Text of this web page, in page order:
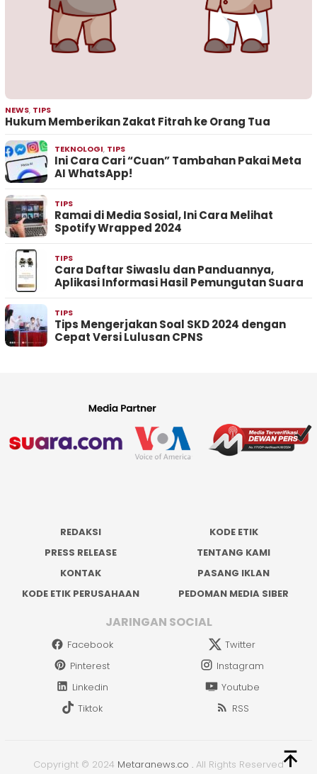
NEWS, TIPS
Hukum Memberikan Zakat Fitrah ke Orang Tua
TEKNOLOGI, TIPS
Ini Cara Cari “Cuan” Tambahan Pakai Meta
AI WhatsApp!
TIPS
Ramai di Media Sosial, Ini Cara Melihat
Spotify Wrapped 2024
TIPS
Cara Daftar Siwaslu dan Panduannya,
Aplikasi Informasi Hasil Pemungutan Suara
TIPS
Tips Mengerjakan Soal SKD 2024 dengan
Cepat Versi Lulusan CPNS
REDAKSI
KODE ETIK
PRESS RELEASE
TENTANG KAMI
KONTAK
PASANG IKLAN
KODE ETIK PERUSAHAAN
PEDOMAN MEDIA SIBER
JARINGAN SOCIAL
Facebook
Twitter
Pinterest
Instagram
Linkedin
Youtube
Tiktok
RSS
Copyright © 2024 Metaranews.co . All Rights Reserved